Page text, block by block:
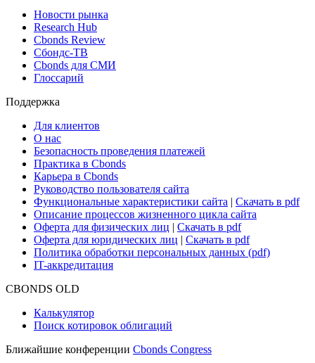
Новости рынка
Research Hub
Cbonds Review
Сбондс-ТВ
Cbonds для СМИ
Глоссарий
Поддержка
Для клиентов
О нас
Безопасность проведения платежей
Практика в Cbonds
Карьера в Cbonds
Руководство пользователя сайта
Функциональные характеристики сайта | Скачать в pdf
Описание процессов жизненного цикла сайта
Оферта для физических лиц | Скачать в pdf
Оферта для юридических лиц | Скачать в pdf
Политика обработки персональных данных (pdf)
IT-аккредитация
CBONDS OLD
Калькулятор
Поиск котировок облигаций
Ближайшие конференции Cbonds Congress